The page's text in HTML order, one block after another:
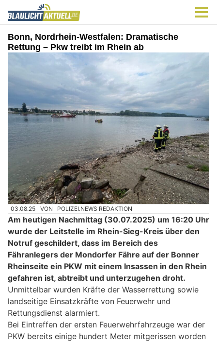
Bonn, Nordrhein-Westfalen: Dramatische
Rettung – Pkw treibt im Rhein ab
03.08.25 VON POLIZEI.NEWS REDAKTION
Am heutigen Nachmittag (30.07.2025) um 16:20 Uhr
wurde der Leitstelle im Rhein-Sieg-Kreis über den
Notruf geschildert, dass im Bereich des
Fähranlegers der Mondorfer Fähre auf der Bonner
Rheinseite ein PKW mit einem Insassen in den Rhein
gefahren ist, abtreibt und unterzugehen droht.
Unmittelbar wurden Kräfte der Wasserrettung sowie
landseitige Einsatzkräfte von Feuerwehr und
Rettungsdienst alarmiert.
Bei Eintreffen der ersten Feuerwehrfahrzeuge war der
PKW bereits einige hundert Meter mitgerissen worden